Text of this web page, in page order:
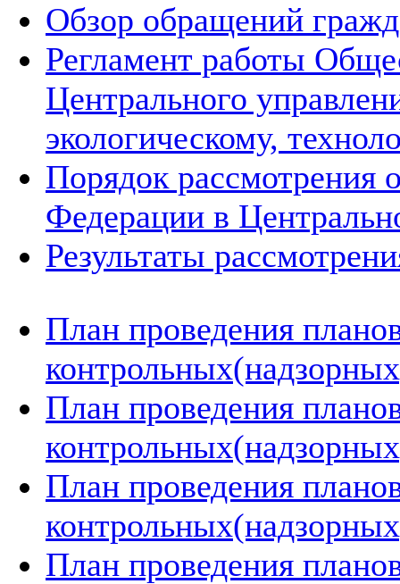
Обзор обращений
Регламент работы
Центрального
экологическому,
Порядок рассмотрения
Федерации в
Результаты
План проведения
План проведения
План проведения
План проведения